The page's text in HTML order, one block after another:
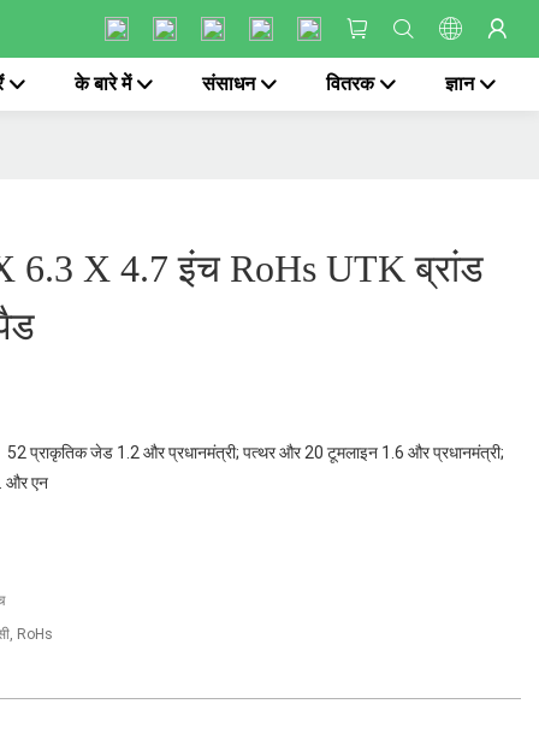
के बारे में संसाधन वितरक ज्ञान
6.3 X 4.7 इंच RoHs UTK ब्रांड
प्राकृतिक जेड 1.2 और प्रधानमंत्री; पत्थर और 20 टूमलाइन 1.6 और प्रधानमंत्री;
और एन
RoHs